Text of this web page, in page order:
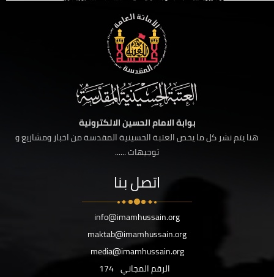
بوابة الامام الحسين الالكترونية
هنا يتم نشر كل ما يخص العتبة الحسينية المقدسة من اخبار ومشاريع و
توجيهات ......
اتصل بنا
info@imamhussain.org
maktab@imamhussain.org
media@imamhussain.org
الرقم المجاني 174